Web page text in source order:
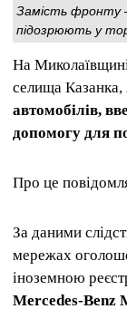
Замість фронту
підозрюють у
На
селища Казанка,
автомобілів,
допомогу для
Про це
За даними
мережах
іноземною
Mercedes-Benz